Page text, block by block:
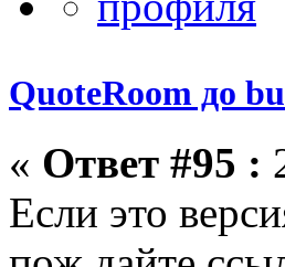
QuoteRoom до
« Ответ #95 :
Если это